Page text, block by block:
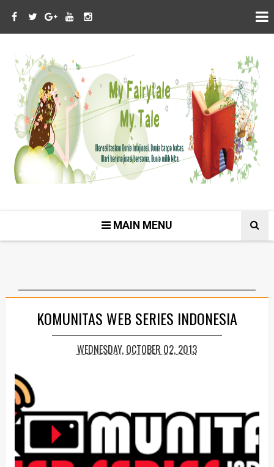
MAIN MENU
KOMUNITAS WEB SERIES INDONESIA
WEDNESDAY, OCTOBER 02, 2013